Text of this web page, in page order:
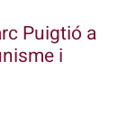
Puigtió a
i